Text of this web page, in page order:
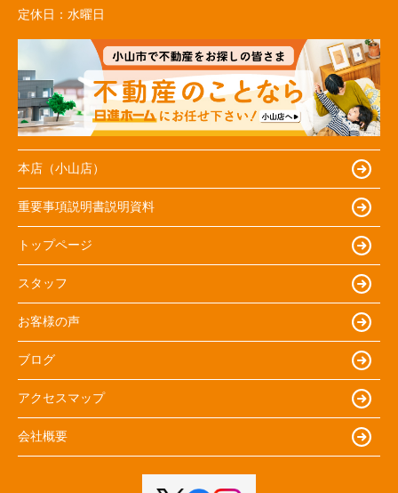
定休日： 水曜日
本店（小山店）
重要事項説明書説明資料
トップページ
スタッフ
お客様の声
ブログ
アクセスマップ
会社概要